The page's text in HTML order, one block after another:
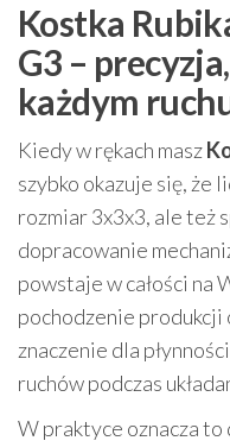
Kostka
G3 –
każdym
Kiedy w rękach masz
szybko okazuje się, że
rozmiar 3x3x3, ale też
dopracowanie
powstaje w całości na
pochodzenie produkcji
znaczenie dla
ruchów podczas
W praktyce oznacza to